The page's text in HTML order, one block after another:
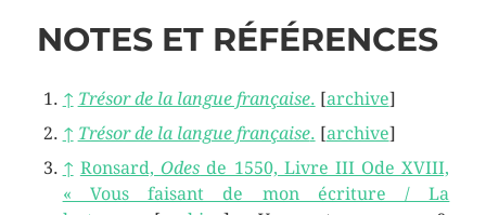
NOTES ET RÉFÉRENCES
↑ Trésor de la langue française. [archive]
↑ Trésor de la langue française. [archive]
↑ Ronsard,Odes de 1550, Livre III Ode XVIII,
« Vous faisant de mon écriture / La